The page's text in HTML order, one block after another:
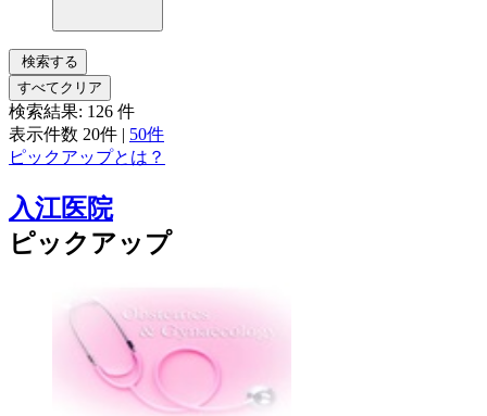
検索する
すべてクリア
検索結果: 126 件
表示件数 20件 | 50件
ピックアップとは？
入江医院
ピックアップ